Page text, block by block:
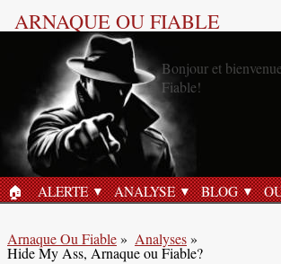
ARNAQUE OU FIABLE
ACCUEIL
🏠︎ ALERTE ANALYSE BLOG
Arnaque Ou Fiable» Analyses»
Hide My Ass, Arnaque ou Fiable?